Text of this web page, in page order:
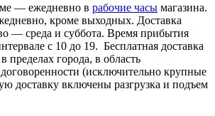
— ежедневно в рабочие часы магазина.
кроме выходных. Доставка
— среда и суббота. Время прибытия
с 10 до 19. Бесплатная доставка
пределах города, в область
договоренности (исключительно крупные
доставку включены разгрузка и подъем